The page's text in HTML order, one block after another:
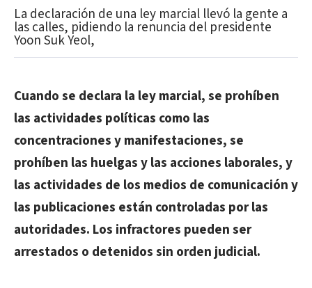
La declaración de una ley marcial llevó la gente a
las calles, pidiendo la renuncia del presidente
Yoon Suk Yeol,
Cuando se declara la ley marcial, se prohíben
las actividades políticas como las
concentraciones y manifestaciones, se
prohíben las huelgas y las acciones laborales, y
las actividades de los medios de comunicación y
las publicaciones están controladas por las
autoridades. Los infractores pueden ser
arrestados o detenidos sin orden judicial.